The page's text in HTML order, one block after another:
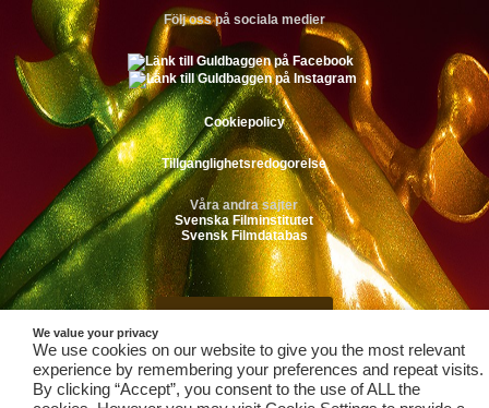
Följ oss på sociala medier
Cookiepolicy
Tillganglighetsredogorelse
Våra andra sajter
Svenska Filminstitutet
Svensk Filmdatabas
We value your privacy
We use cookies on our website to give you the most relevant
experience by remembering your preferences and repeat visits.
By clicking “Accept”, you consent to the use of ALL the